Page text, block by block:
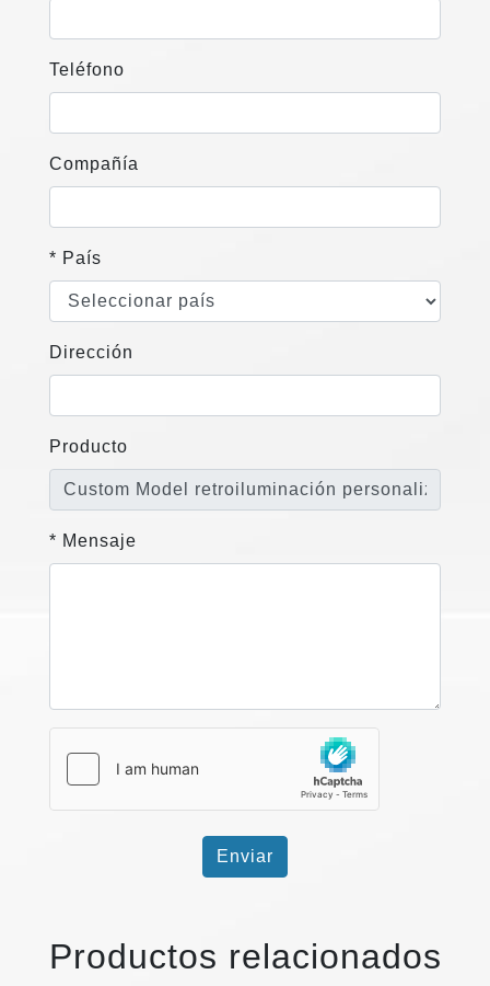
Teléfono
Compañía
* País
Dirección
Producto
* Mensaje
Enviar
Productos relacionados